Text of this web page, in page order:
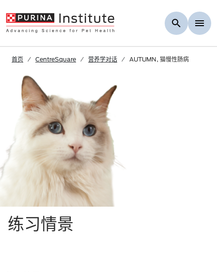
首页 CentreSquare 营养学对话 AUTUMN, 猫慢性肠病
练习情景